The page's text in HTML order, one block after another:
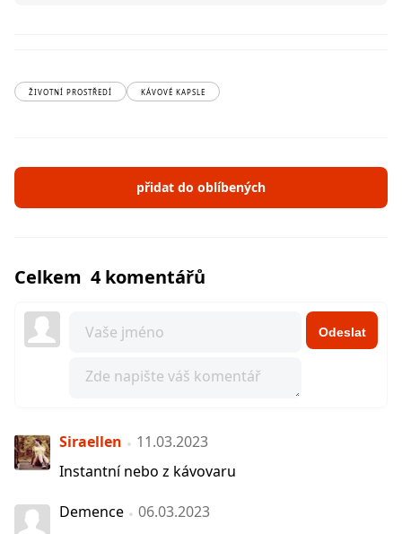
ŽIVOTNÍ PROSTŘEDÍ KÁVOVÉ KAPSLE
přidat do oblíbených
Celkem 4 komentářů
Odeslat
Siraellen
11.03.2023
Instantní nebo z kávovaru
Demence
06.03.2023